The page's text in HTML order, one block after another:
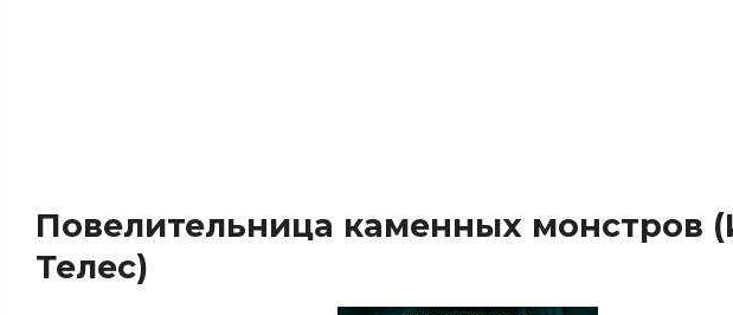
Повелительница каменных монстров
Телес)